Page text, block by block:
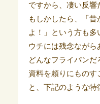
ですから、凄い反
もしかしたら、「昔
よ！」という方も多
ウチには残念ながら
どんなフライパンだ
資料を頼りにものす
と、下記のような特